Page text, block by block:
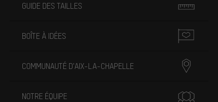
GUIDE DES TAILLES
BOÎTE À IDÉES
COMMUNAUTÉ D'AIX-LA-CHAPELLE
NOTRE ÉQUIPE